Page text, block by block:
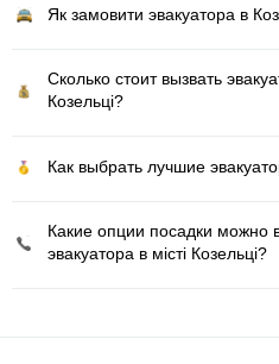
Як замовити эвакуатора в
Сколько стоит вызвать
Козельці?
Как выбрать лучшие
Какие опции посадки можно
эвакуатора в місті Козельці?